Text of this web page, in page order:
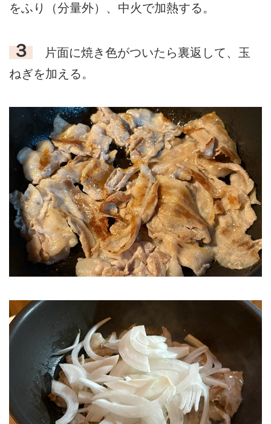
をふり（分量外）、中火で加熱する。
３
片面に焼き色がついたら裏返して、玉
ねぎを加える。